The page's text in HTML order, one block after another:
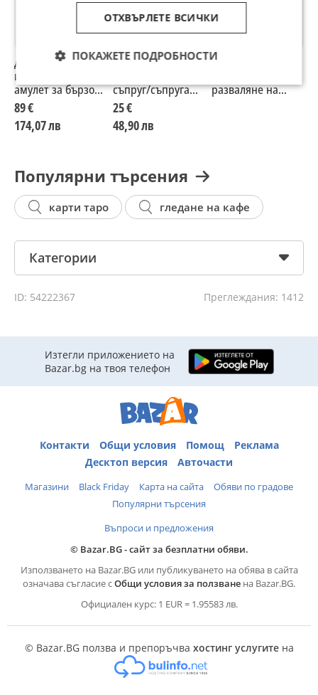
ДРЕВЕН
индивидуален
амулет за бързо
събиране на
двойки
89 €
174,07 лв
Ритуали за бързо
съпруг/съпруга
,работа
,трудности
,късмет до 10 дни
25 €
48,90 лв
Ходжа Назра
разваляне на
Популярни търсения
карти таро гледане на кафе
Категории
ID: 54222367 Преглеждания: 1412
Изтегли приложението на
Bazar.bg на твоя телефон
Контакти Общи условия Помощ
Реклама
Десктоп версия
Авточасти
Магазини Black Friday Карта на сайта
Обяви по градове
Популярни търсения
Въпроси и предложения
© Bazar.BG - сайт за безплатни обяви.
Използването на Bazar.BG или публикуването на обява в сайта
означава съгласие сОбщи условия за ползване на Bazar.BG.
Официален курс: 1 EUR = 1.95583 лв.
© Bazar.BG ползва и препоръчва хостинг услугитена
ОТХВЪРЛЕТЕ ВСИЧКИ
ПОКАЖЕТЕ ПОДРОБНОСТИ